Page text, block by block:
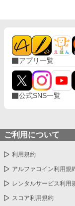
アプリ一覧
公式SNS一覧
ご利用について
利用規約
アルファコイン利用規
レンタルサービス利用
スコア利用規約